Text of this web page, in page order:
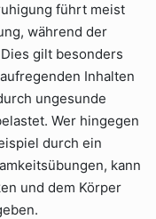
führt meist
während der
gilt besonders
Inhalten
ungesunde
Wer hingegen
durch ein
kann
und dem Körper